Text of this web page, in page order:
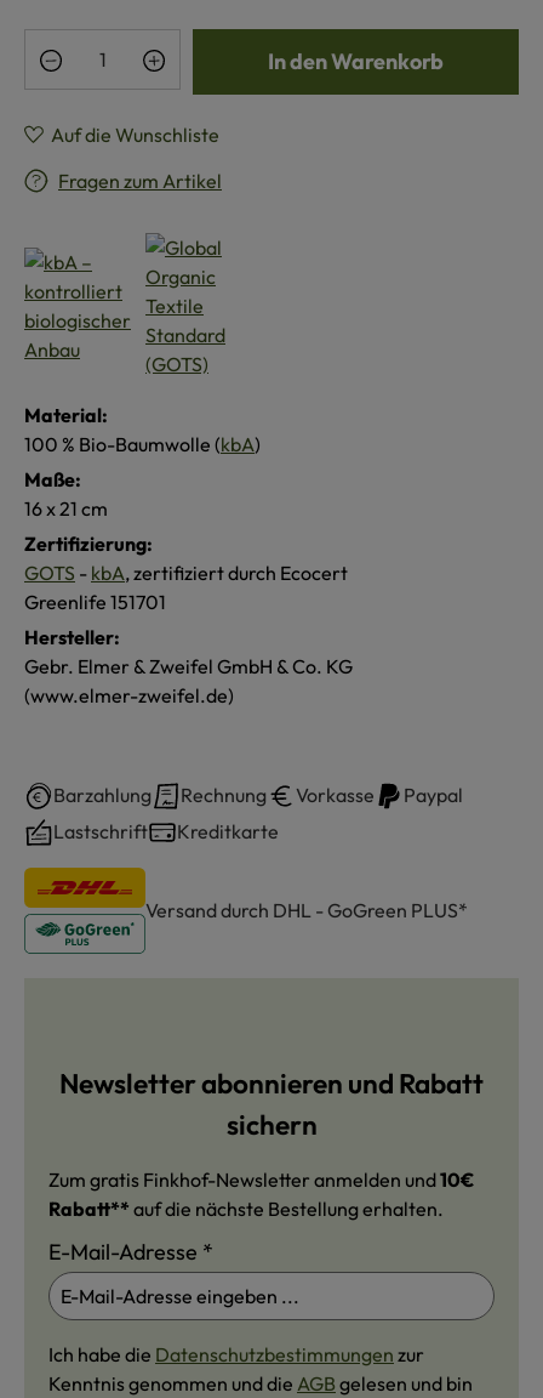
Produkt Anzahl: Gib den gewünschten
In den Warenkorb
Auf die Wunschliste
Fragen zum Artikel
Material:
100 % Bio-Baumwolle (kbA)
Maße:
16 x 21 cm
Zertifizierung:
GOTS - kbA, zertifiziert durch Ecocert
Greenlife 151701
Hersteller:
Gebr. Elmer & Zweifel GmbH & Co. KG
(www.elmer-zweifel.de)
Barzahlung Rechnung Vorkasse
Paypal
Lastschrift
Kreditkarte
Versand durch DHL - GoGreen PLUS*
Newsletter abonnieren und Rabatt
sichern
Zum gratis Finkhof-Newsletter anmelden und10€
Rabatt** auf die nächste Bestellung erhalten.
E-Mail-Adresse *
Ich habe die Datenschutzbestimmungen zur
Kenntnis genommen und die AGB gelesen und bin